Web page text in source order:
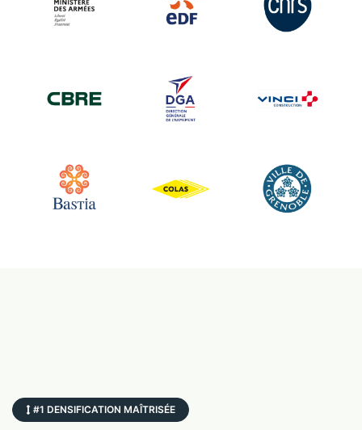
#1 DENSIFICATION MAÎTRISÉE